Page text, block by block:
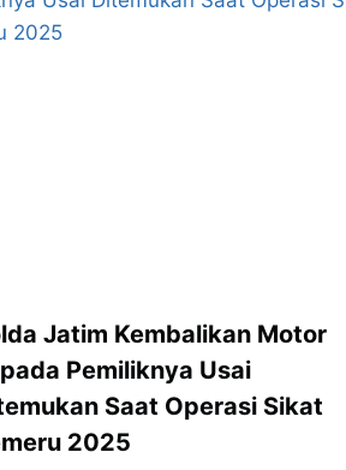
Jatim Kembalikan Motor
Pemiliknya Usai
Saat Operasi Sikat
2025